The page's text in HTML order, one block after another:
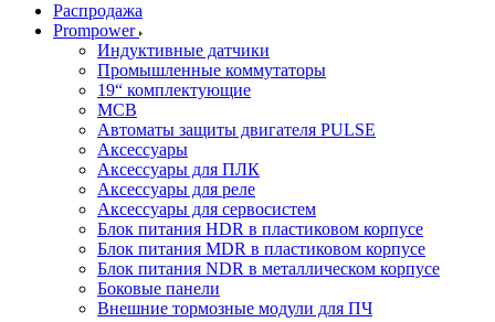
Распродажа
Prompower
Индуктивные датчики
Промышленные коммутаторы
19“ комплектующие
MCB
Автоматы защиты двигателя PULSE
Аксессуары
Аксессуары для ПЛК
Аксессуары для реле
Аксессуары для сервосистем
Блок питания HDR в пластиковом корпусе
Блок питания MDR в пластиковом корпусе
Блок питания NDR в металлическом корпусе
Боковые панели
Внешние тормозные модули для ПЧ